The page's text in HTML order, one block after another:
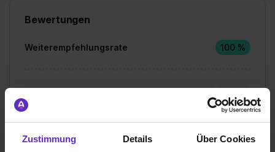
Zustimmung Details Über Cookies
Bewertungen
Weiterempfehlungsrate 100 %
Gesamtbewertung
Spaßfaktor & Atmosphäre